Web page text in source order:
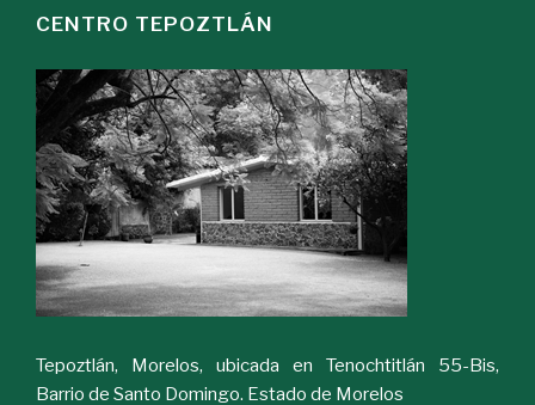
CENTRO TEPOZTLÁN
Tepoztlán, Morelos, ubicada en Tenochtitlán 55-Bis,
Barrio de Santo Domingo. Estado de Morelos